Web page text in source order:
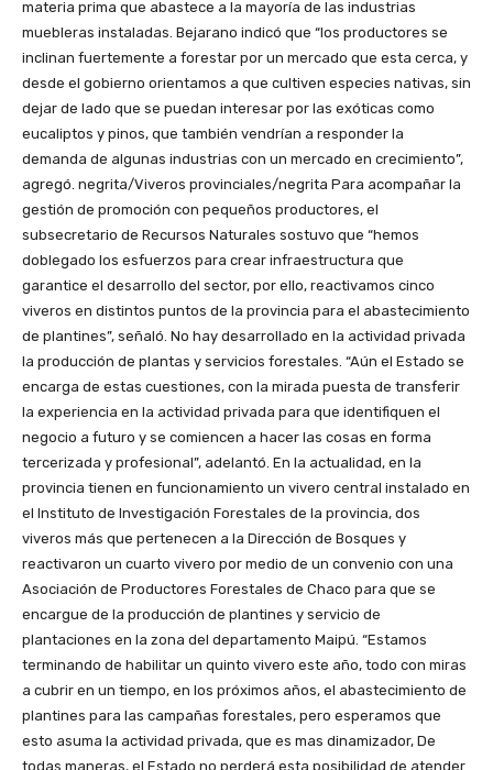
materia prima que abastece a la mayoría de las industrias
muebleras instaladas. Bejarano indicó que “los productores se
inclinan fuertemente a forestar por un mercado que esta cerca, y
desde el gobierno orientamos a que cultiven especies nativas, sin
dejar de lado que se puedan interesar por las exóticas como
eucaliptos y pinos, que también vendrían a responder la
demanda de algunas industrias con un mercado en crecimiento”,
agregó. negrita/Viveros provinciales/negrita Para acompañar la
gestión de promoción con pequeños productores, el
subsecretario de Recursos Naturales sostuvo que “hemos
doblegado los esfuerzos para crear infraestructura que
garantice el desarrollo del sector, por ello, reactivamos cinco
viveros en distintos puntos de la provincia para el abastecimiento
de plantines”, señaló. No hay desarrollado en la actividad privada
la producción de plantas y servicios forestales. “Aún el Estado se
encarga de estas cuestiones, con la mirada puesta de transferir
la experiencia en la actividad privada para que identifiquen el
negocio a futuro y se comiencen a hacer las cosas en forma
tercerizada y profesional”, adelantó. En la actualidad, en la
provincia tienen en funcionamiento un vivero central instalado en
el Instituto de Investigación Forestales de la provincia, dos
viveros más que pertenecen a la Dirección de Bosques y
reactivaron un cuarto vivero por medio de un convenio con una
Asociación de Productores Forestales de Chaco para que se
encargue de la producción de plantines y servicio de
plantaciones en la zona del departamento Maipú. “Estamos
terminando de habilitar un quinto vivero este año, todo con miras
a cubrir en un tiempo, en los próximos años, el abastecimiento de
plantines para las campañas forestales, pero esperamos que
esto asuma la actividad privada, que es mas dinamizador, De
todas maneras, el Estado no perderá esta posibilidad de atender